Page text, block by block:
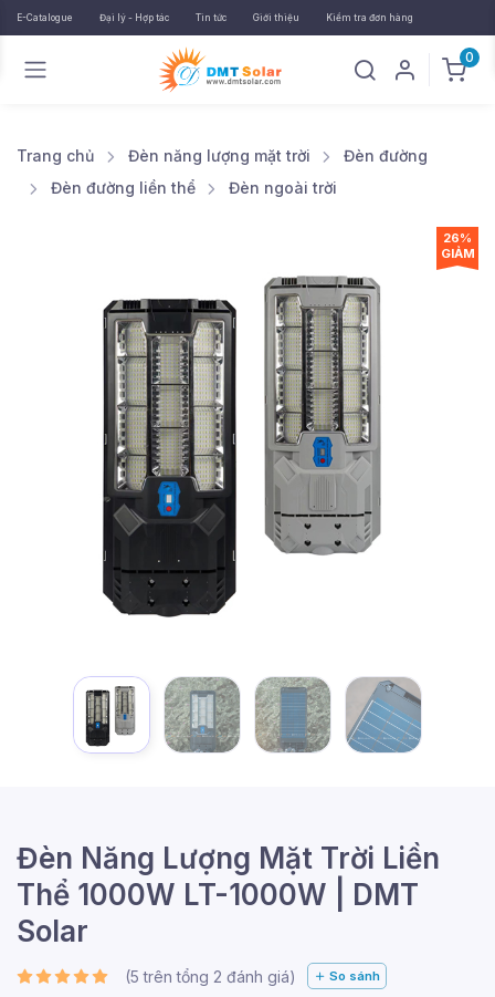
E-Catalogue Đại lý - Hợp tác Tin tức Giới thiệu Kiểm tra đơn hàng
0
Trang chủ Đèn năng lượng mặt trời
Đèn đường
Đèn đường liền thể
Đèn ngoài trời
26%
GIẢM
Đèn Năng Lượng Mặt Trời Liền
Thể 1000W LT-1000W | DMT
Solar
(5 trên tổng 2 đánh giá) So sánh